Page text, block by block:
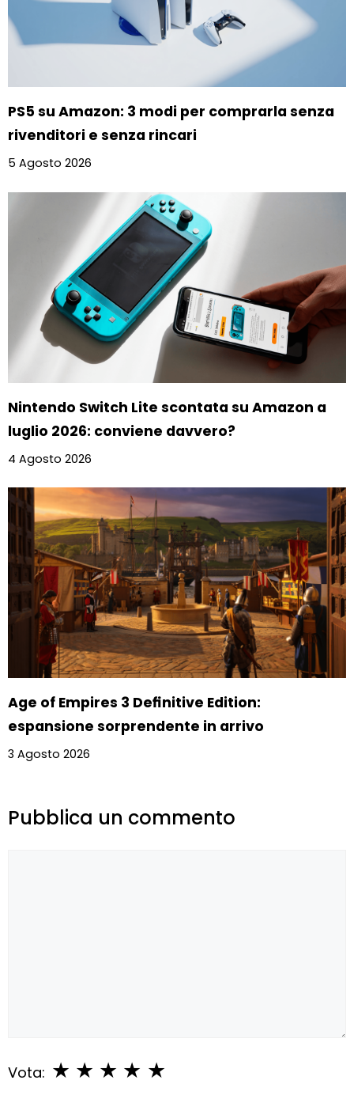
PS5 su Amazon: 3 modi per comprarla senza
rivenditori e senza rincari
5 Agosto 2026
Nintendo Switch Lite scontata su Amazon a
luglio 2026: conviene davvero?
4 Agosto 2026
Age of Empires 3 Definitive Edition:
espansione sorprendente in arrivo
3 Agosto 2026
Pubblica un commento
Vota: ★
★
★
★
★